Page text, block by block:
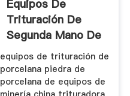
Equipos De
Trituración De
Segunda Mano De
Porcelana De
equipos de trituración de
porcelana piedra de
porcelana de equipos de